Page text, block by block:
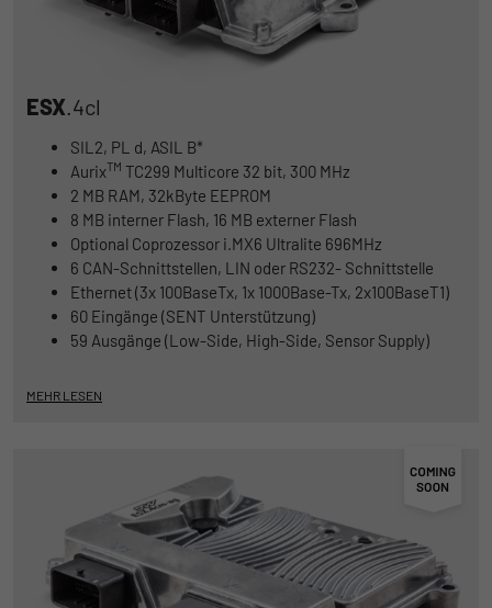
ESX.4cl
SIL2, PL d, ASIL B*
AurixTM TC299 Multicore 32 bit, 300 MHz
2 MB RAM, 32kByte EEPROM
8 MB interner Flash, 16 MB externer Flash
Optional Coprozessor i.MX6 Ultralite 696MHz
6 CAN-Schnittstellen, LIN oder RS232- Schnittstelle
Ethernet (3x 100BaseTx, 1x 1000Base-Tx, 2x100BaseT1)
60 Eingänge (SENT Unterstützung)
59 Ausgänge (Low-Side, High-Side, Sensor Supply)
MEHR LESEN
1 Stunde
Zweck
werden, wie die Benutzer die Website